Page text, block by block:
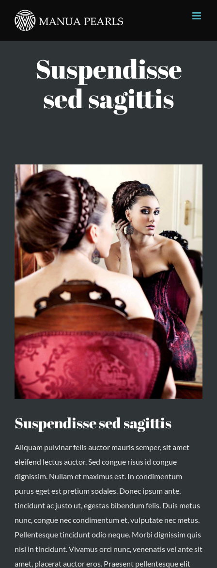
Suspendisse
sed sagittis
View
Larger
Image
Suspendisse sed sagittis
Aliquam pulvinar felis auctor mauris semper, sit amet
eleifend lectus auctor. Sed congue risus id congue
dignissim. Nullam et maximus est. In condimentum
purus eget est pretium sodales. Donec ipsum ante,
tincidunt ac justo ut, egestas bibendum felis. Duis metus
nunc, congue nec condimentum et, vulputate nec metus.
Pellentesque tincidunt odio neque. Morbi dignissim quis
nisl in tincidunt. Vivamus orci nunc, venenatis vel ante sit
amet, placerat auctor eros. Praesent pellentesque elit